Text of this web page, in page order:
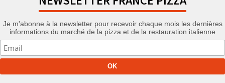
Je m'abonne à la newsletter pour recevoir chaque mois les dernières
informations du marché de la pizza et de la restauration italienne